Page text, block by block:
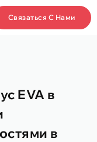
Связаться С Нами
EVA в
в